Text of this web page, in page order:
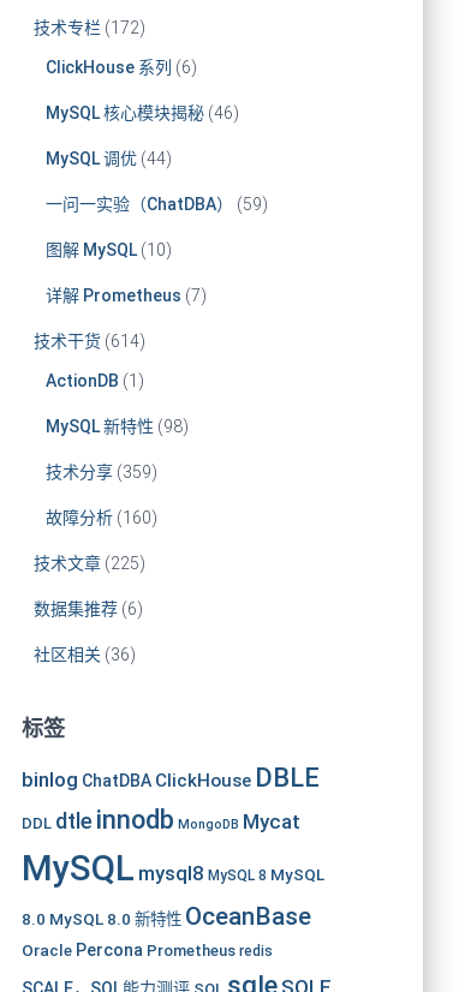
技术专栏 (172)
ClickHouse 系列 (6)
MySQL 核心模块揭秘(46)
MySQL 调优(44)
一问一实验（ChatDBA） (59)
图解 MySQL(10)
详解 Prometheus (7)
技术干货(614)
ActionDB (1)
MySQL 新特性 (98)
技术分享(359)
故障分析(160)
技术文章(225)
数据集推荐(6)
社区相关 (36)
标签
binlog ChatDBA ClickHouse DBLE
DDL dtle innodb MongoDB Mycat
MySQL mysql8 MySQL 8 MySQL
8.0 MySQL 8.0 新特性 OceanBase
Oracle Percona Prometheus redis
sqle SQLE